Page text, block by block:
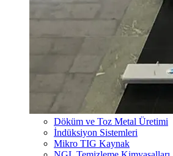
Döküm ve Toz Metal Üretimi
İndüksiyon Sistemleri
Mikro TIG Kaynak